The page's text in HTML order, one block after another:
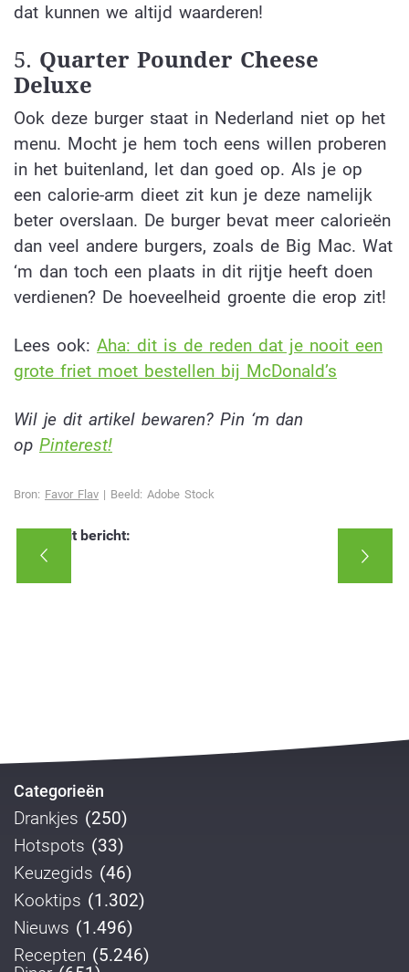
dat kunnen we altijd waarderen!
5. Quarter Pounder Cheese
Deluxe
Ook deze burger staat in Nederland niet op het
menu. Mocht je hem toch eens willen proberen
in het buitenland, let dan goed op. Als je op
een calorie-arm dieet zit kun je deze namelijk
beter overslaan. De burger bevat meer calorieën
dan veel andere burgers, zoals de Big Mac. Wat
‘m dan toch een plaats in dit rijtje heeft doen
verdienen? De hoeveelheid groente die erop zit!
Lees ook: Aha: dit is de reden dat je nooit een
grote friet moet bestellen bij McDonald’s
Wil je dit artikel bewaren? Pin ‘m dan
op Pinterest!
Bron: Favor Flav | Beeld: Adobe Stock
Deel dit bericht:
Categorieën
Drankjes (250)
Hotspots (33)
Keuzegids (46)
Kooktips (1.302)
Nieuws (1.496)
Recepten (5.246)